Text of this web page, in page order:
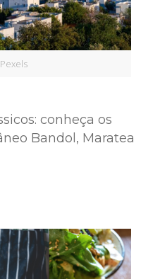
conheça os
Bandol, Maratea